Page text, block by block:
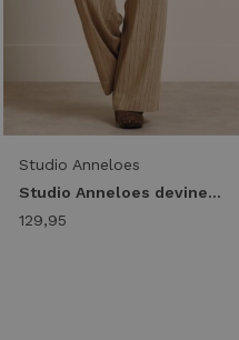
Studio Anneloes
Studio Anneloes devine stripe trousers 14057 Broek 8490 camel/black
129,95